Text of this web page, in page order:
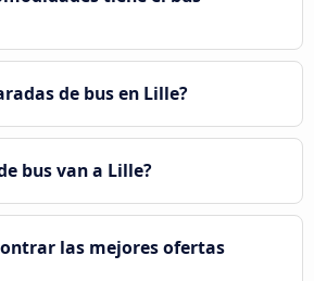
de bus en Lille?
bus van a Lille?
las mejores ofertas